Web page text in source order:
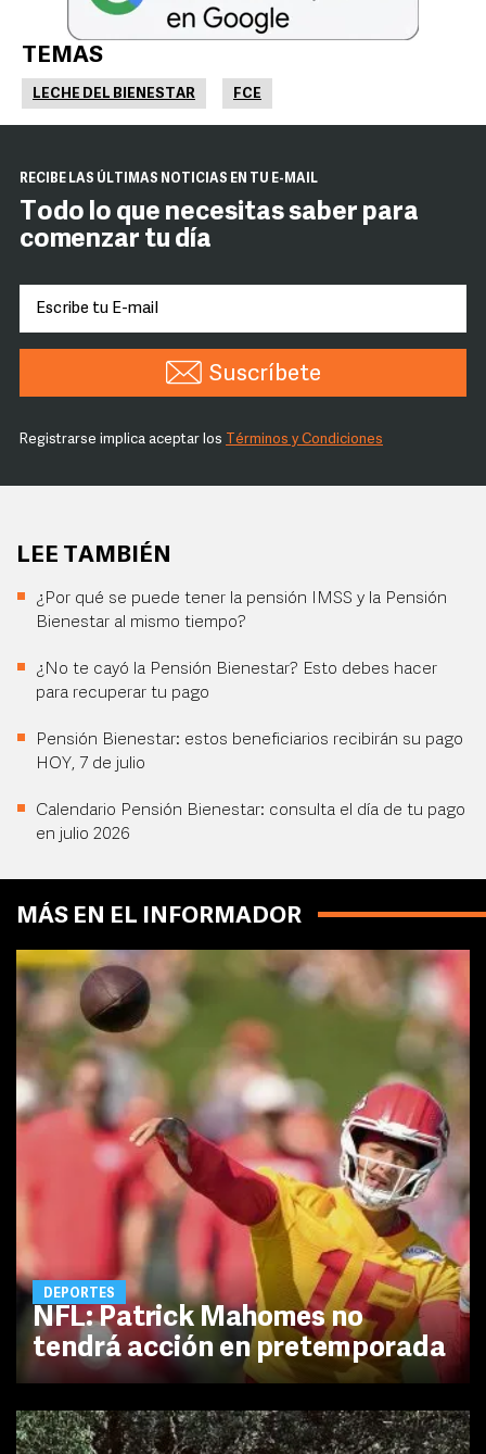
TEMAS
LECHE DEL BIENESTAR FCE
RECIBE LAS ÚLTIMAS NOTICIAS EN TU E-MAIL
Todo lo que necesitas saber para
comenzar tu día
Suscríbete
Registrarse implica aceptar los Términos y Condiciones
LEE TAMBIÉN
¿Por qué se puede tener la pensión IMSS y la Pensión
Bienestar al mismo tiempo?
¿No te cayó la Pensión Bienestar? Esto debes hacer
para recuperar tu pago
Pensión Bienestar: estos beneficiarios recibirán su pago
HOY, 7 de julio
Calendario Pensión Bienestar: consulta el día de tu pago
en julio 2026
MÁS EN EL INFORMADOR
DEPORTES
NFL: Patrick Mahomes no
tendrá acción en pretemporada